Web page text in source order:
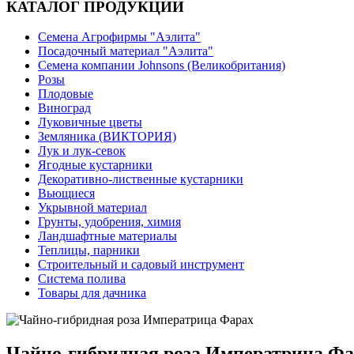
КАТАЛОГ ПРОДУКЦИИ
Семена Агрофирмы "Аэлита"
Посадочный материал "Аэлита"
Семена компании Johnsons (Великобритания)
Розы
Плодовые
Виноград
Луковичные цветы
Земляника (ВИКТОРИЯ)
Лук и лук-севок
Ягодные кустарники
Декоративно-лиственные кустарники
Вьющиеся
Укрывной материал
Грунты, удобрения, химия
Ландшафтные материалы
Теплицы, парники
Строительный и садовый инструмент
Система полива
Товары для дачника